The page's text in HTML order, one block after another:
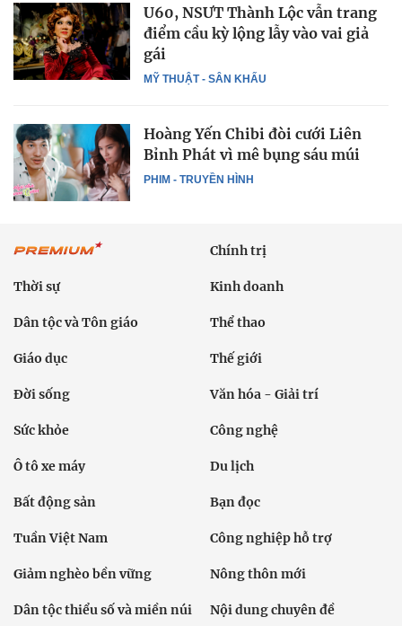
MỸ THUẬT - SÂN KHẤU
U60, NSƯT Thành Lộc vẫn trang
điểm cầu kỳ lộng lẫy vào vai giả
gái
PHIM - TRUYỀN HÌNH
Hoàng Yến Chibi đòi cưới Liên
Bỉnh Phát vì mê bụng sáu múi
Chính trị
Thời sự Kinh doanh
Dân tộc và Tôn giáo Thể thao
Giáo dục Thế giới
Đời sống Văn hóa - Giải trí
Sức khỏe Công nghệ
Ô tô xe máy Du lịch
Bất động sản Bạn đọc
Tuần Việt Nam Công nghiệp hỗ trợ
Giảm nghèo bền vững Nông thôn mới
Dân tộc thiểu số và miền núi Nội dung chuyên đề